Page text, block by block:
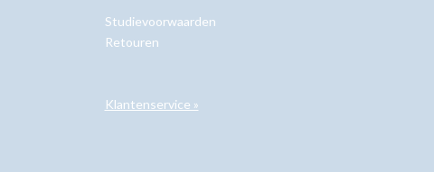
Studievoorwaarden
Retouren
Klantenservice »